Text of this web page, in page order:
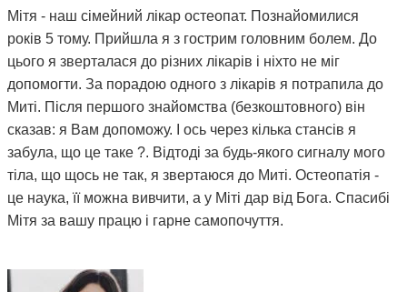
Мітя - наш сімейний лікар остеопат. Познайомилися
років 5 тому. Прийшла я з гострим головним болем. До
цього я зверталася до різних лікарів і ніхто не міг
допомогти. За порадою одного з лікарів я потрапила до
Миті. Після першого знайомства (безкоштовного) він
сказав: я Вам допоможу. І ось через кілька стансів я
забула, що це таке ?. Відтоді за будь-якого сигналу мого
тіла, що щось не так, я звертаюся до Миті. Остеопатія -
це наука, її можна вивчити, а у Міті дар від Бога. Спасибі
Мітя за вашу працю і гарне самопочуття.